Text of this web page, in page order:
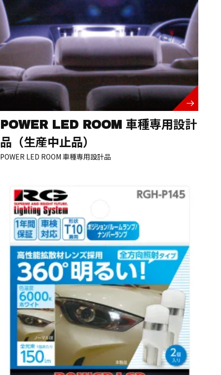
POWER LED ROOM 車種専用設計
品（生産中止品）
POWER LED ROOM 車種専用設計品